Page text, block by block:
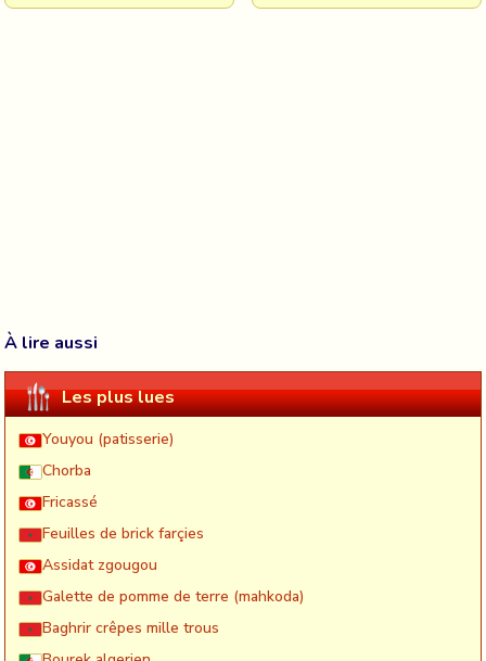
À lire aussi
Les plus lues
Youyou (patisserie)
Chorba
Fricassé
Feuilles de brick farçies
Assidat zgougou
Galette de pomme de terre (mahkoda)
Baghrir crêpes mille trous